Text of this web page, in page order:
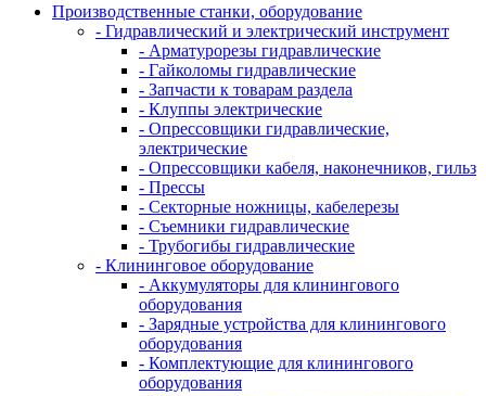
Производственные станки, оборудование
- Гидравлический и электрический инструмент
- Арматурорезы гидравлические
- Гайколомы гидравлические
- Запчасти к товарам раздела
- Клуппы электрические
- Опрессовщики гидравлические,
электрические
- Опрессовщики кабеля, наконечников, гильз
- Прессы
- Секторные ножницы, кабелерезы
- Съемники гидравлические
- Трубогибы гидравлические
- Клининговое оборудование
- Аккумуляторы для клинингового
оборудования
- Зарядные устройства для клинингового
оборудования
- Комплектующие для клинингового
оборудования